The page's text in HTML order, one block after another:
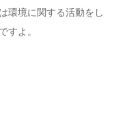
環境に関する活動をし
すよ。